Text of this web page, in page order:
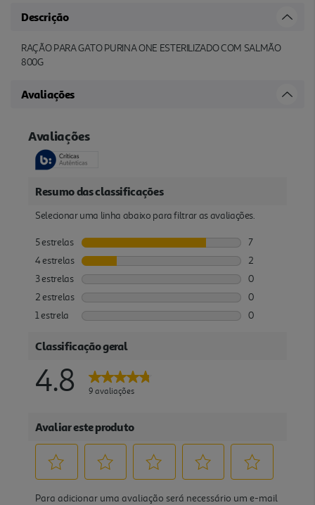
Descrição
RAÇÃO PARA GATO PURINA ONE ESTERILIZADO COM SALMÃO
800G
Avaliações